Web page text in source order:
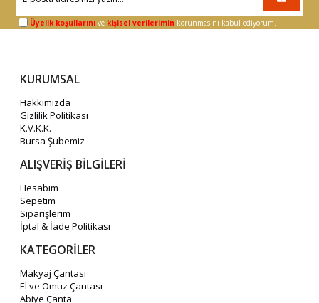
Üyelik koşullarını ve kişisel verilerimin korunmasını kabul ediyorum.
KURUMSAL
Hakkımızda
Gizlilik Politikası
K.V.K.K.
Bursa Şubemiz
ALIŞVERİŞ BİLGİLERİ
Hesabım
Sepetim
Siparişlerim
İptal & İade Politikası
KATEGORİLER
Makyaj Çantası
El ve Omuz Çantası
Abiye Çanta